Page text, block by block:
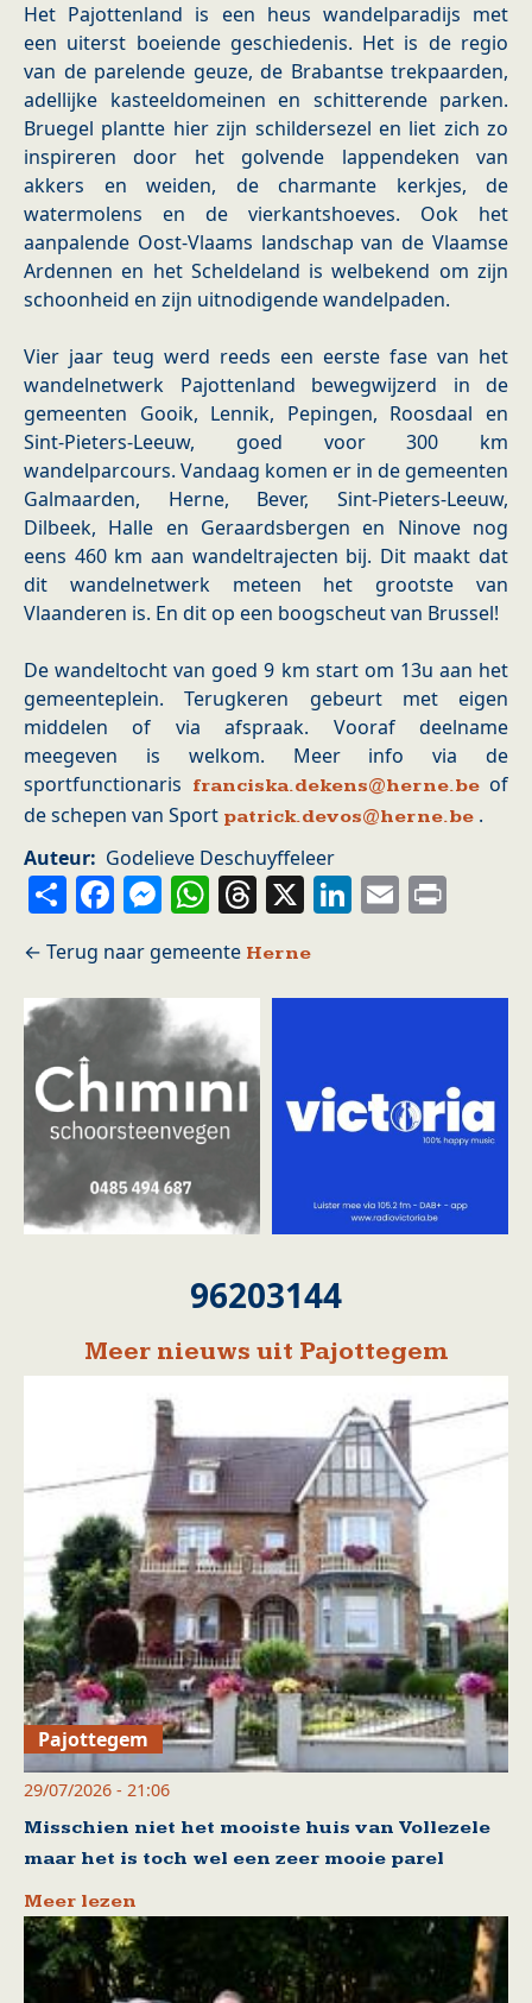
Het Pajottenland is een heus wandelparadijs met
een uiterst boeiende geschiedenis. Het is de regio
van de parelende geuze, de Brabantse trekpaarden,
adellijke kasteeldomeinen en schitterende parken.
Bruegel plantte hier zijn schildersezel en liet zich zo
inspireren door het golvende lappendeken van
akkers en weiden, de charmante kerkjes, de
watermolens en de vierkantshoeves. Ook het
aanpalende Oost-Vlaams landschap van de Vlaamse
Ardennen en het Scheldeland is welbekend om zijn
schoonheid en zijn uitnodigende wandelpaden.
Vier jaar teug werd reeds een eerste fase van het
wandelnetwerk Pajottenland bewegwijzerd in de
gemeenten Gooik, Lennik, Pepingen, Roosdaal en
Sint-Pieters-Leeuw, goed voor 300 km
wandelparcours. Vandaag komen er in de gemeenten
Galmaarden, Herne, Bever, Sint-Pieters-Leeuw,
Dilbeek, Halle en Geraardsbergen en Ninove nog
eens 460 km aan wandeltrajecten bij. Dit maakt dat
dit wandelnetwerk meteen het grootste van
Vlaanderen is. En dit op een boogscheut van Brussel!
De wandeltocht van goed 9 km start om 13u aan het
gemeenteplein. Terugkeren gebeurt met eigen
middelen of via afspraak. Vooraf deelname
meegeven is welkom. Meer info via de
sportfunctionaris franciska.dekens@herne.beof
de schepen van Sport patrick.devos@herne.be .
Auteur
Godelieve Deschuyffeleer
ShareFacebook
Messenger
WhatsApp
Threads
X LinkedIn
Email
Herne
96203144
Meer nieuws uit Pajottegem
Pajottegem
29/07/2026 - 21:06
Misschien niet het mooiste huis van Vollezele
maar het is toch wel een zeer mooie parel
Meer lezen